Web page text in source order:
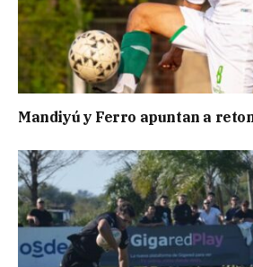
Mandiyú y Ferro apuntan a